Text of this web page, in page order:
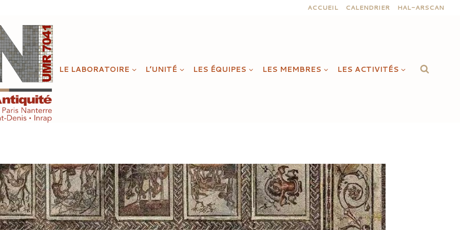
ACCUEIL CALENDRIER HAL-ARSCAN
LE LABORATOIRE L’UNITÉ LES ÉQUIPES LES MEMBRES LES ACTIVITÉS